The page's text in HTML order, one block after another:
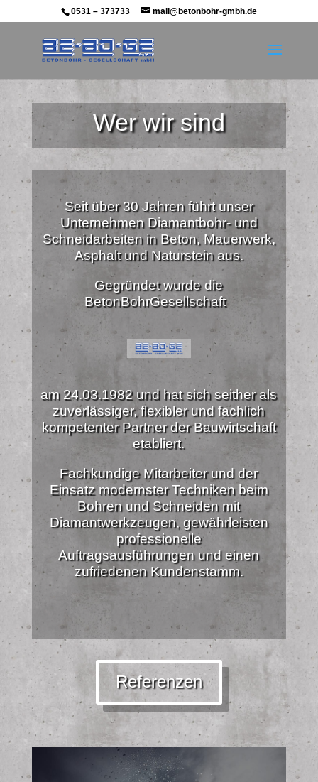
0531 – 373733 mail@betonbohr-gmbh.de
Wer wir sind
Seit über 30 Jahren führt unser
Unternehmen Diamantbohr- und
Schneidarbeiten in Beton, Mauerwerk,
Asphalt und Naturstein aus.
Gegründet wurde die
BetonBohrGesellschaft
am 24.03.1982 und hat sich seither als
zuverlässiger, flexibler und fachlich
kompetenter Partner der Bauwirtschaft
etabliert.
Fachkundige Mitarbeiter und der
Einsatz modernster Techniken beim
Bohren und Schneiden mit
Diamantwerkzeugen, gewährleisten
professionelle
Auftragsausführungen und einen
zufriedenen Kundenstamm.
Referenzen